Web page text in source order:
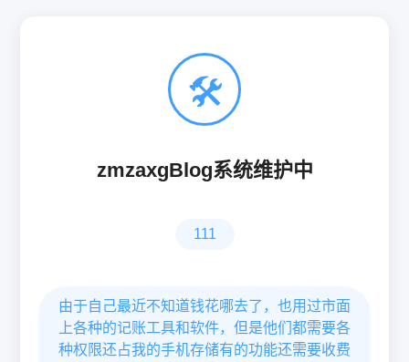
🛠
zmzaxgBlog系统维护中
111
由于自己最近不知道钱花哪去了，也用过市面
上各种的记账工具和软件，但是他们都需要各
种权限还占我的手机存储有的功能还需要收费